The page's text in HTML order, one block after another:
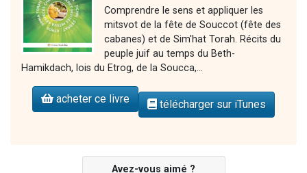
Comprendre le sens et appliquer les
mitsvot de la fête de Souccot (fête des
cabanes) et de Sim'hat Torah. Récits du
peuple juif au temps du Beth-
Hamikdach, lois du Etrog, de la Soucca,...
acheter ce livre télécharger sur iTunes
Avez-vous aimé ?